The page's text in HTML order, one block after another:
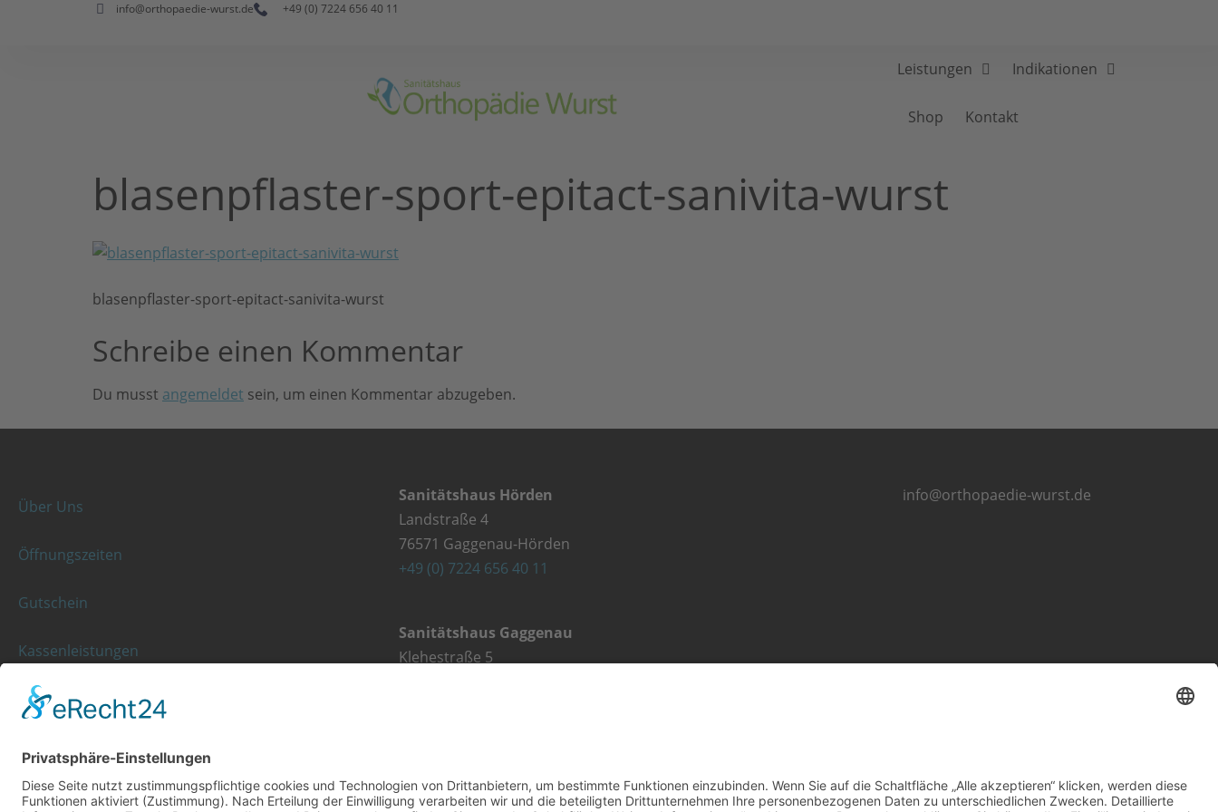
info@orthopaedie-wurst.de +49 (0) 7224 656 40 11
Leistungen Indikationen
Shop Kontakt
blasenpflaster-sport-epitact-sanivita-wurst
blasenpflaster-sport-epitact-sanivita-wurst
Schreibe einen Kommentar
Du musst angemeldet sein, um einen Kommentar abzugeben.
Über Uns
Öffnungszeiten
Gutschein
Kassenleistungen
Rezeptgebühr
Sanitätshaus Hörden
Landstraße 4
76571 Gaggenau-Hörden
+49 (0) 7224 656 40 11
Sanitätshaus Gaggenau
Klehestraße 5
info@orthopaedie-wurst.de